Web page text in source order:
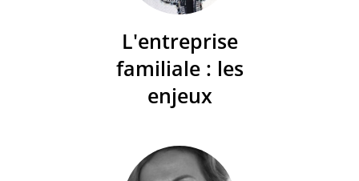
L'entreprise
familiale : les
enjeux